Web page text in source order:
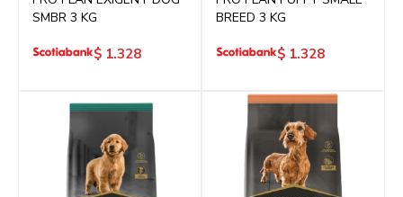
SMBR 3 KG
$ 1.328
BREED 3 KG
$ 1.328